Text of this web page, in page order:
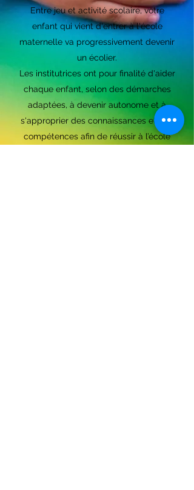
Entre jeu et activité scolaire, votre
enfant qui vient d'entrer à l'école
maternelle va progressivement devenir
un écolier.
Les institutrices ont pour finalité d'aider
chaque enfant, selon des démarches
adaptées, à devenir autonome et à
s'approprier des connaissances et des
compétences afin de réussir à l’école